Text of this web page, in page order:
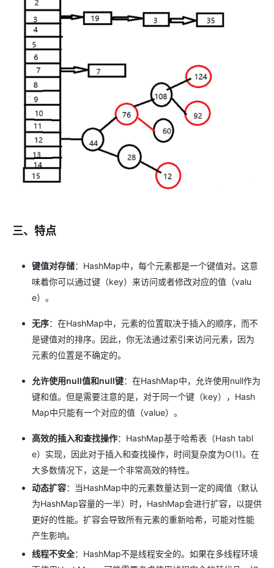
三、特点
键值对存储：HashMap中，每个元素都是一个键值对。这意
味着你可以通过键（key）来访问或者修改对应的值（valu
e）。
无序：在HashMap中，元素的位置取决于插入的顺序，而不
是键值对的排序。因此，你无法通过索引来访问元素，因为
元素的位置是不确定的。
允许使用null值和null键：在HashMap中，允许使用null作为
键和值。但是需要注意的是，对于同一个键（key），Hash
Map中只能有一个对应的值（value）。
高效的插入和查找操作：HashMap基于哈希表（Hash tabl
e）实现，因此对于插入和查找操作，时间复杂度为O(1)。在
大多数情况下，这是一个非常高效的特性。
动态扩容：当HashMap中的元素数量达到一定的阈值（默认
为HashMap容量的一半）时，HashMap会进行扩容，以提供
更好的性能。扩容会导致所有元素的重新哈希，可能对性能
产生影响。
线程不安全：HashMap不是线程安全的。如果在多线程环境